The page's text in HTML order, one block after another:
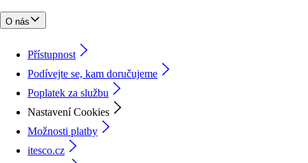
O nás
Přístupnost
Podívejte se, kam doručujeme
Poplatek za službu
Nastavení Cookies
Možnosti platby
itesco.cz